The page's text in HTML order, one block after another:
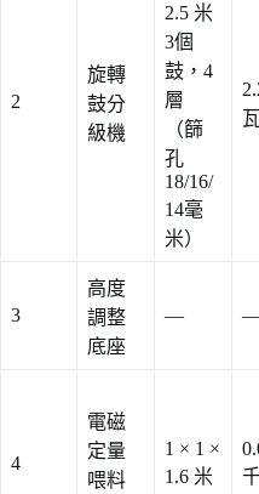
2
旋轉
鼓分
級機
2.5 米
3個
鼓，4
層
（篩
孔
18/16/
14毫
米）
3
高度
調整
底座
—
4
電磁
定量
喂料
1 × 1 ×
1.6 米